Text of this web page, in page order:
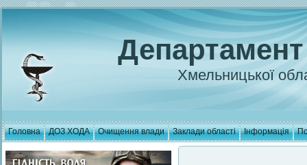
Хмельницької
Головна ДОЗ ХОДА Очищення влади Заклади області Інформація